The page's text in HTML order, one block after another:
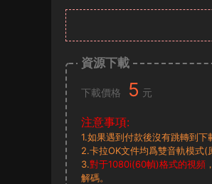
資源下載
下載價格 5 元
注意事項:
1.如果遇到付款後沒有跳轉到下
2.卡拉OK文件均爲雙音軌模式(
3.對于1080i(60幀)格式的視頻
解碼。